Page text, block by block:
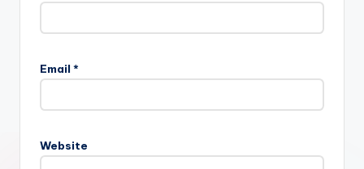
Email *
Website